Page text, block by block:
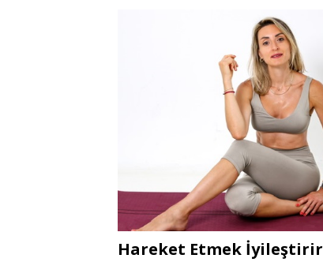
Hareket Etmek İyileştirir